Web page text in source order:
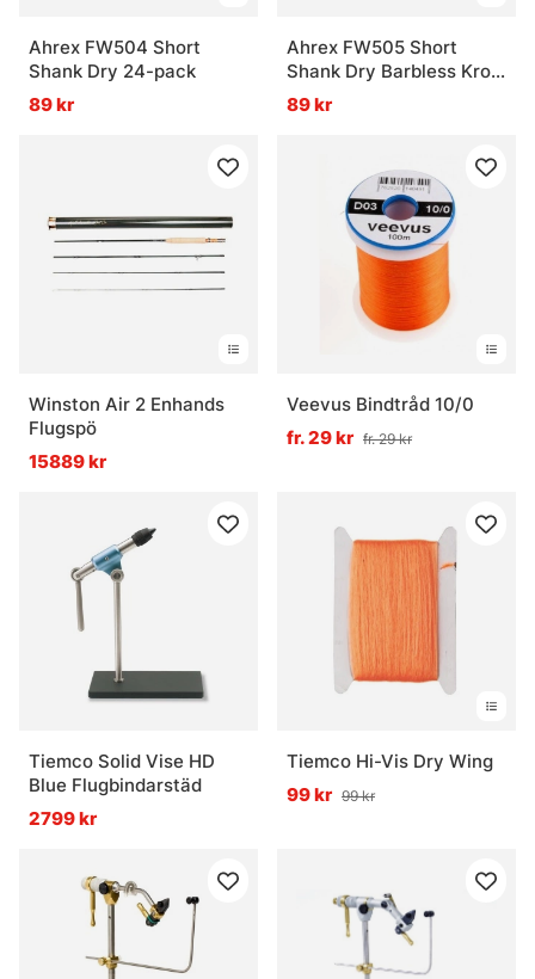
Ahrex FW504 Short
Shank Dry 24-pack
89 kr
Ahrex FW505 Short
Shank Dry Barbless Krok
24-pack
89 kr
Winston Air 2 Enhands
Flugspö
15889 kr
Veevus Bindtråd 10/0
fr. 29 kr fr. 29 kr
Tiemco Solid Vise HD
Blue Flugbindarstäd
2799 kr
Tiemco Hi-Vis Dry Wing
99 kr 99 kr